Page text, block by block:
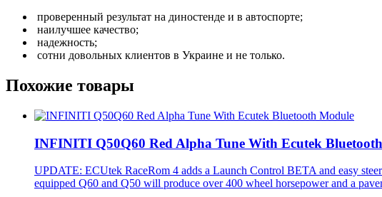
проверенный результат на диностенде и в автоспорте;
наилучшее качество;
надежность;
сотни довольных клиентов в Украине и не только.
Похожие товары
INFINITI Q50Q60 Red Alpha Tune With Ecutek
UPDATE: ECUtek RaceRom 4 adds a Launch Control BETA and easy
equipped Q60 and Q50 will produce over 400 wheel horsepower and a